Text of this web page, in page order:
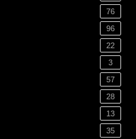
76
96
22
3
57
28
13
35